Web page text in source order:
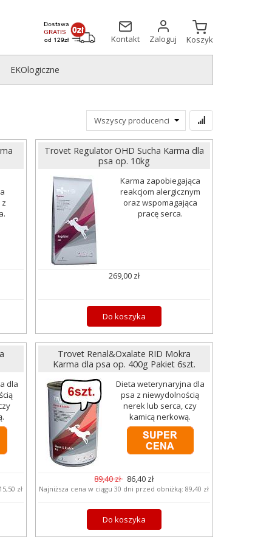
Kontakt
Zaloguj Koszyk
EKOlogiczne
Trovet Regulator OHD Sucha Karma dla
psa op. 10kg
Karma zapobiegająca
reakcjom alergicznym
oraz wspomagająca
pracę serca.
269,00 zł
Do koszyka
dla
15,50 zł
Trovet Renal&Oxalate RID Mokra
Karma dla psa op. 400g Pakiet 6szt.
Dieta weterynaryjna dla
psa z niewydolnością
nerek lub serca, czy
kamicą nerkową.
89,40 zł 86,40 zł
Najniższa cena w ciągu 30 dni przed obniżką:89,40 zł
Do koszyka